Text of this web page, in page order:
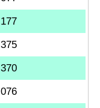
177
375
370
076